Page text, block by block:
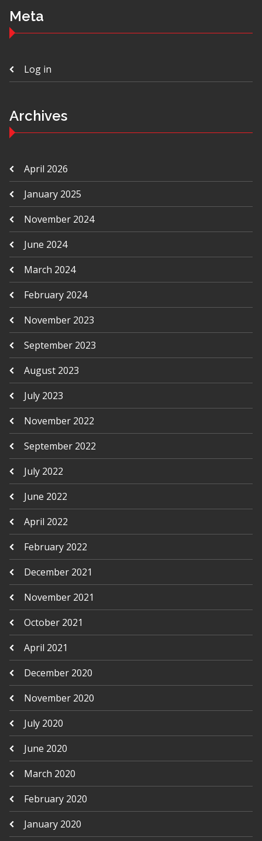
Meta
Log in
Archives
April 2026
January 2025
November 2024
June 2024
March 2024
February 2024
November 2023
September 2023
August 2023
July 2023
November 2022
September 2022
July 2022
June 2022
April 2022
February 2022
December 2021
November 2021
October 2021
April 2021
December 2020
November 2020
July 2020
June 2020
March 2020
February 2020
January 2020